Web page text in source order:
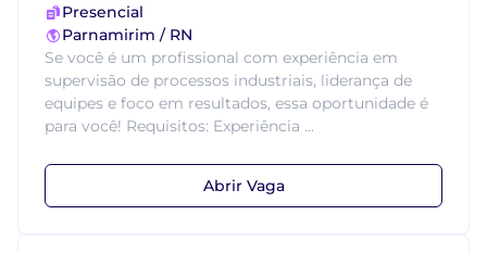
Presencial
Parnamirim / RN
Se você é um profissional com experiência em
supervisão de processos industriais, liderança de
equipes e foco em resultados, essa oportunidade é
para você! Requisitos: Experiência ...
Abrir Vaga